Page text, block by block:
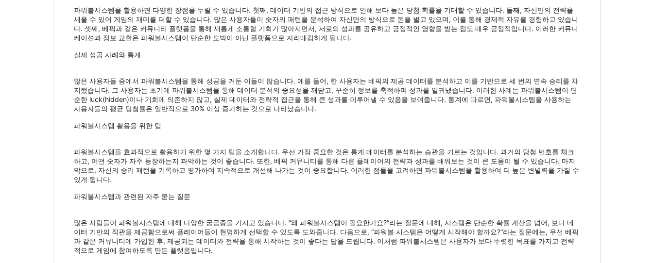
파워볼시스템을 활용하면 다양한 장점을 누릴 수 있습니다. 첫째, 데이터 기반의 접근 방식으로 인해 보다 높은 당첨 확률을 기대할 수 있습니다. 둘째, 자신만의 전략을
세울 수 있어 게임의 재미를 더할 수 있습니다. 많은 사용자들이 숫자의 패턴을 분석하여 자신만의 방식으로 돈을 벌고 있으며, 이를 통해 경제적 자유를 경험하고 있습니
다. 셋째, 베픽과 같은 커뮤니티 플랫폼을 통해 새롭게 소통할 기회가 많아지면서, 서로의 성과를 공유하고 긍정적인 영향을 받는 점도 매우 긍정적입니다. 이러한 커뮤니
케이션과 정보 교환은 파워볼시스템이 단순한 도박이 아닌 플랫폼으로 자리매김하게 됩니다.
실제 성공 사례와 통계
많은 사용자들 중에서 파워볼시스템을 통해 성공을 거둔 이들이 많습니다. 예를 들어, 한 사용자는 베픽의 제공 데이터를 분석하고 이를 기반으로 세 번의 연속 승리를 차
지했습니다. 그 사용자는 초기에 파워볼시스템을 통해 데이터 분석의 중요성을 깨닫고, 꾸준히 정보를 축적하며 성과를 일궈냈습니다. 이러한 사례는 파워볼시스템이 단
순한 luck(hidden)이나 기회에 의존하지 않고, 실제 데이터와 전략적 접근을 통해 큰 성과를 이루어낼 수 있음을 보여줍니다. 통계에 따르면, 파워볼시스템을 사용하는
사용자들의 평균 당첨률은 일반적으로 30% 이상 증가하는 것으로 나타났습니다.
파워볼시스템 활용을 위한 팁
파워볼시스템을 효과적으로 활용하기 위한 몇 가지 팁을 소개합니다. 우선 가장 중요한 것은 통계 데이터를 분석하는 습관을 기르는 것입니다. 과거의 당첨 번호를 체크
하고, 어떤 숫자가 자주 등장하는지 파악하는 것이 좋습니다. 또한, 베픽 커뮤니티를 통해 다른 플레이어의 전략과 성과를 배워보는 것이 큰 도움이 될 수 있습니다. 마지
막으로, 자신의 승리 패턴을 기록하고 평가하여 지속적으로 개선해 나가는 것이 중요합니다. 이러한 점들을 고려하면 파워볼시스템을 활용하여 더 높은 변별력을 가질 수
있게 됩니다.
파워볼시스템과 관련된 자주 묻는 질문
많은 사람들이 파워볼시스템에 대해 다양한 궁금증을 가지고 있습니다. “왜 파워볼시스템이 필요한가요?“라는 질문에 대해, 시스템은 단순한 확률 계산을 넘어, 보다 데
이터 기반의 직관을 제공함으로써 플레이어들이 현명하게 선택할 수 있도록 도와줍니다. 다음으로, “파워볼 시스템은 어떻게 시작해야 할까요?“라는 질문에는, 우선 베픽
과 같은 커뮤니티에 가입한 후, 제공되는 데이터와 전략을 통해 시작하는 것이 좋다는 답을 드립니다. 이처럼 파워볼시스템은 사용자가 보다 뚜렷한 목표를 가지고 전략
적으로 게임에 참여하도록 만든 플랫폼입니다.